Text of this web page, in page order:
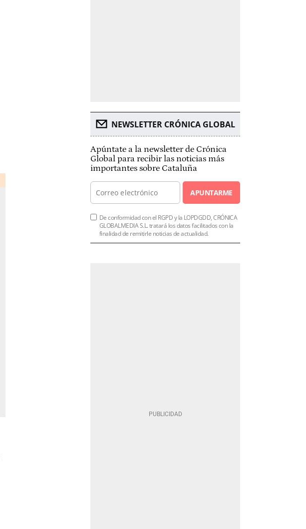
NEWSLETTER CRÓNICA GLOBAL
Apúntate a la newsletter de Crónica
Global para recibir las noticias más
importantes sobre Cataluña
APUNTARME
De conformidad con el RGPD y la LOPDGDD, CRÓNICA
GLOBALMEDIA S.L. tratará los datos facilitados con la
finalidad de remitirle noticias de actualidad.